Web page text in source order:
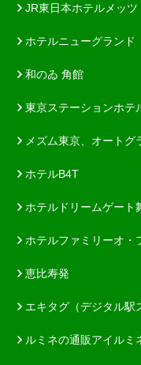
JR東日本ホテルメッツ
ホテルニューグランド
和のゐ 角館
東京ステーションホテ
メズム東京、オートグ
ホテルB4T
ホテルドリームゲート
ホテルファミリーオ・
恵比寿発
エキタグ（デジタル駅
ルミネの通販アイルミ